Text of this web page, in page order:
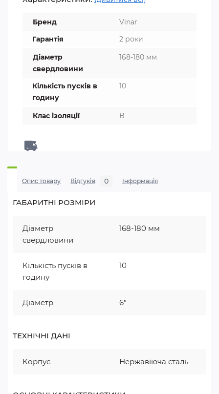
Бренд
Vinar
Гарантія
2 роки
Діаметр
свердловини
168-180 мм
Кількість пусків в
годину
10
Клас ізоляції B
Опис товару Відгуків 0 Iнформація
ГАБАРИТНІ РОЗМІРИ
Діаметр
свердловини
168-180 мм
Кількість пусків в
годину
10
Діаметр 6"
ТЕХНІЧНІ ДАНІ
Корпус Нержавіюча сталь